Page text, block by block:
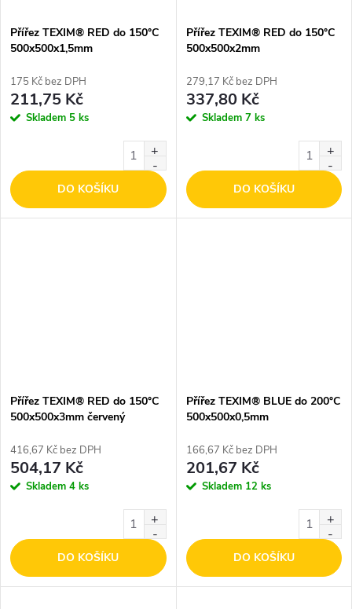
Přířez TEXIM® RED do 150°C
500x500x1,5mm
175 Kč bez DPH
211,75 Kč
Skladem 5 ks
DO KOŠÍKU
Přířez TEXIM® RED do 150°C
500x500x2mm
279,17 Kč bez DPH
337,80 Kč
Skladem 7 ks
DO KOŠÍKU
Přířez TEXIM® RED do 150°C
500x500x3mm červený
416,67 Kč bez DPH
504,17 Kč
Skladem 4 ks
DO KOŠÍKU
Přířez TEXIM® BLUE do 200°C
500x500x0,5mm
166,67 Kč bez DPH
201,67 Kč
Skladem 12 ks
DO KOŠÍKU